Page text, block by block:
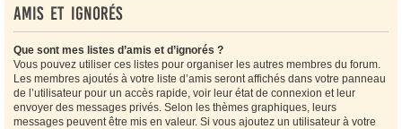
Amis et ignorés
Que sont mes listes d’amis et d’ignorés ?
Vous pouvez utiliser ces listes pour organiser les autres membres du forum.
Les membres ajoutés à votre liste d’amis seront affichés dans votre panneau
de l’utilisateur pour un accès rapide, voir leur état de connexion et leur
envoyer des messages privés. Selon les thèmes graphiques, leurs
messages peuvent être mis en valeur. Si vous ajoutez un utilisateur à votre